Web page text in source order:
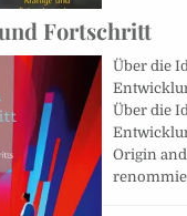
Fortschritt
Über die
Über die
Origin